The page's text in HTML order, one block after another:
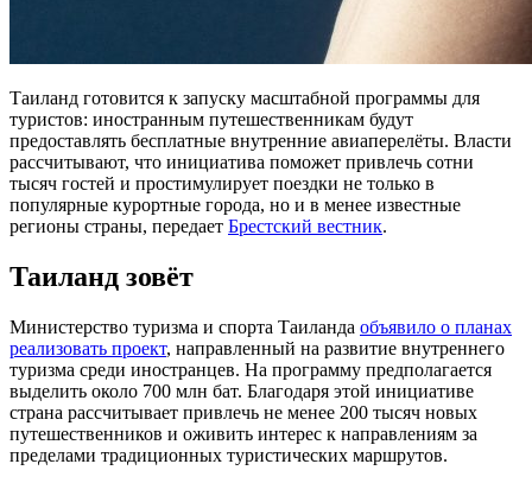
Таиланд готовится к запуску масштабной программы для
туристов: иностранным путешественникам будут
предоставлять бесплатные внутренние авиаперелёты. Власти
рассчитывают, что инициатива поможет привлечь сотни
тысяч гостей и простимулирует поездки не только в
популярные курортные города, но и в менее известные
регионы страны, передает Брестский вестник.
Таиланд зовёт
Министерство туризма и спорта Таиланда объявило о планах
реализовать проект, направленный на развитие внутреннего
туризма среди иностранцев. На программу предполагается
выделить около 700 млн бат. Благодаря этой инициативе
страна рассчитывает привлечь не менее 200 тысяч новых
путешественников и оживить интерес к направлениям за
пределами традиционных туристических маршрутов.